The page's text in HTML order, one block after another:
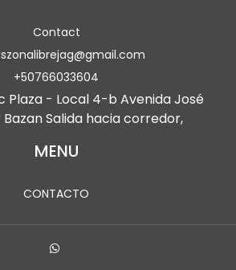
Contact
+50766033604
Plaza - Local 4-b Avenida José
Salida hacia corredor,
MENU
CONTACTO